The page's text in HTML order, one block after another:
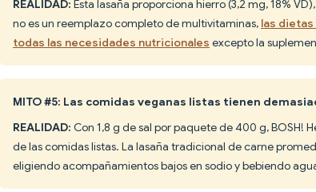
REALIDAD: Esta lasaña proporciona hierro (3,2 mg, 18%
no es un reemplazo completo de multivitaminas, las
todas las necesidades nutricionales excepto la
MITO #5: Las comidas veganas listas tienen
REALIDAD: Con 1,8 g de sal por paquete de 400 g, BOSH!
de las comidas listas. La lasaña tradicional de carne
eligiendo acompañamientos bajos en sodio y bebiendo